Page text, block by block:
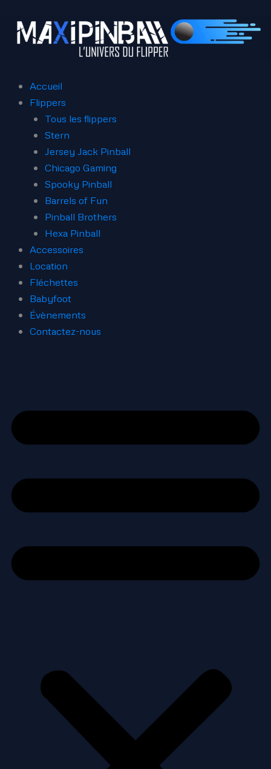
contenu
Accueil
Flippers
Tous les flippers
Stern
Jersey Jack Pinball
Chicago Gaming
Spooky Pinball
Barrels of Fun
Pinball Brothers
Hexa Pinball
Accessoires
Location
Fléchettes
Babyfoot
Évènements
Contactez-nous